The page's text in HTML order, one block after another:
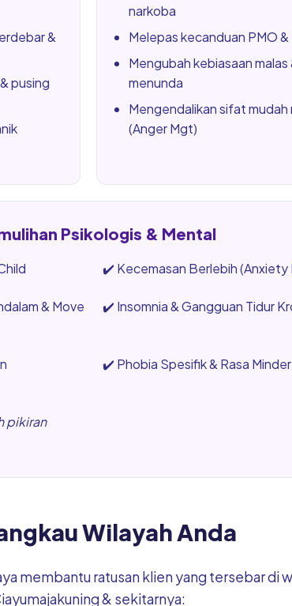
&
pusing
narkoba
Melepas kecanduan PMO &
Mengubah kebiasaan malas
menunda
Mengendalikan sifat mudah
(Anger Mgt)
Psikologis & Mental
✔️ Kecemasan Berlebih (Anxiety
& Move
✔️ Insomnia & Gangguan Tidur
✔️ Phobia Spesifik & Rasa Minder
pikiran
Wilayah Anda
membantu ratusan klien yang tersebar di
& sekitarnya: